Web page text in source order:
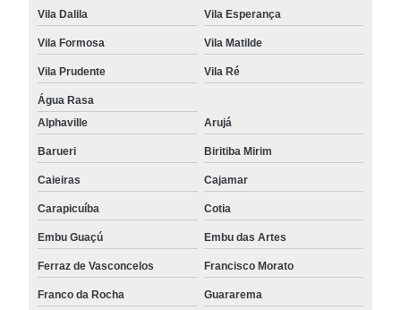
Vila Dalila Vila Esperança
Vila Formosa Vila Matilde
Vila Prudente Vila Ré
Água Rasa
Alphaville
Arujá
Barueri Biritiba Mirim
Caieiras Cajamar
Carapicuíba Cotia
Embu Guaçú Embu das Artes
Ferraz de Vasconcelos Francisco Morato
Franco da Rocha Guararema